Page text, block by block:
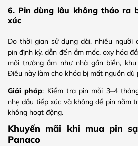
6. Pin dùng lâu không tháo ra
xúc
Do thời gian sử dụng dài, nhiều người
pin định kỳ, dẫn đến ẩm mốc, oxy hóa
môi trường ẩm như nhà gần biển,
Điều này làm cho khóa bị mất nguồn dù
Giải pháp: Kiểm tra pin mỗi 3–4
nhẹ đầu tiếp xúc và không để pin nằm
không hoạt động.
Khuyến mãi khi mua pin
Panaco